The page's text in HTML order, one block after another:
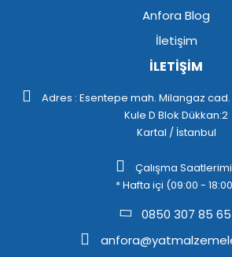
Anfora Blog
İletişim
İLETİŞİM
Adres : Esentepe mah. Milangaz
Kule D Blok Dükkan:2
Kartal / İstanbul
Çalışma
* Hafta içi (09:00 -
0850 307 85 65